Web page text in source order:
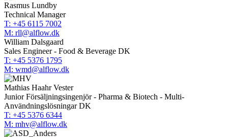
Rasmus Lundby
Technical Manager
T: +45 6115 7002
M: rll@alflow.dk
William Dalsgaard
Sales Engineer - Food & Beverage DK
T: +45 5376 1795
M: wmd@alflow.dk
Mathias Haahr Vester
Junior Försäljningsingenjör - Pharma & Biotech - Multi-
Användningslösningar DK
T: +45 5376 6344
M: mhv@alflow.dk